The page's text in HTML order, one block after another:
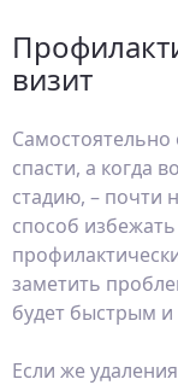
визит
спасти, а когда
стадию, – почти
способ
заметить
будет быстрым
Если же